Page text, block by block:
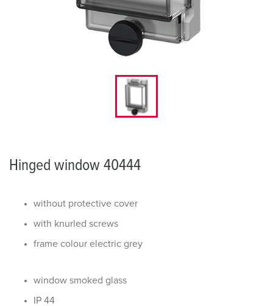
Hinged window 40444
without protective cover
with knurled screws
frame colour electric grey
window smoked glass
IP 44